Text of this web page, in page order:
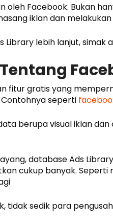
oleh Facebook. Bukan
iklan dan melakukan
Library lebih lanjut, simak
fitur gratis yang
seperti
berupa visual iklan
database Ads
cukup banyak.
tidak sedik para